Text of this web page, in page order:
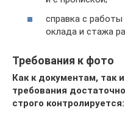
справка с
оклада и стажа
Требования к фото
Как к документам, так
требования
строго контролируется: